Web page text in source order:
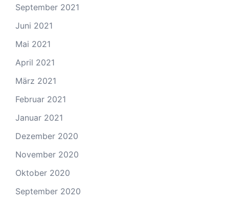
September 2021
Juni 2021
Mai 2021
April 2021
März 2021
Februar 2021
Januar 2021
Dezember 2020
November 2020
Oktober 2020
September 2020